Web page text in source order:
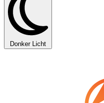
Donker Licht